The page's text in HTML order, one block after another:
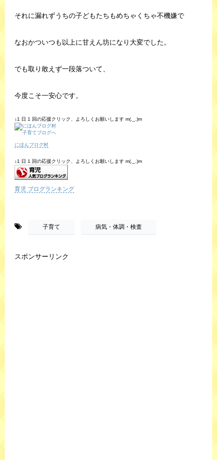
それに漏れずうちの子どもたちもめちゃくちゃ不機嫌で
なおかついつも以上に甘えん坊になり大変でした。
でも取り敢えず一段落ついて、
今度こそ一安心です。
↓1 日 1 回の応援クリック、よろしくお願いします m(._.)m
にほんブログ村
↓1 日 1 回の応援クリック、よろしくお願いします m(._.)m
育児 ブログランキング
子育て 病気・体調・検査
スポンサーリンク